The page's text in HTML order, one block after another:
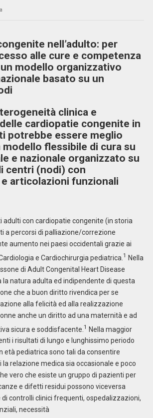
nell’adulto: per
alle cure e competenza
modello organizzativo
basato su un
clinica e
cardiopatie congenite in
potrebbe essere meglio
modello flessibile di cura su
e nazionale organizzato su
centri (nodi) con
articolazioni funzionali
adulti con cardiopatie congenite (in storia
a percorsi di palliazione/correzione
aumento nei paesi occidentali grazie ai
e Cardiochirurgia pediatrica. 1 Nella
di Adult Congenital Heart Disease
la natura adulta ed indipendente di questa
che a buon diritto rivendica per se
alla felicità ed alla realizzazione
anche un diritto ad una maternità e ad
sicura e soddisfacente. 1 Nella maggior
i risultati di lungo e lunghissimo periodo
età pediatrica sono tali da consentire
la relazione medica sia occasionale e poco
vero che esiste un gruppo di pazienti per
e difetti residui possono viceversa
controlli clinici frequenti, ospedalizzazioni,
necessità